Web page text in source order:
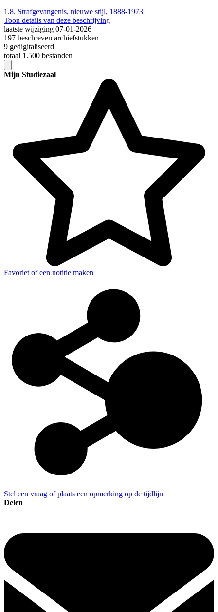
1.8. Strafgevangenis, nieuwe stijl, 1888-1973
Toon details van deze beschrijving
laatste wijziging 07-01-2026
197 beschreven archiefstukken
9 gedigitaliseerd
totaal 1.500 bestanden
Mijn Studiezaal
Favoriet of een notitie maken
Stel een vraag of plaats een opmerking op de tijdlijn
Delen